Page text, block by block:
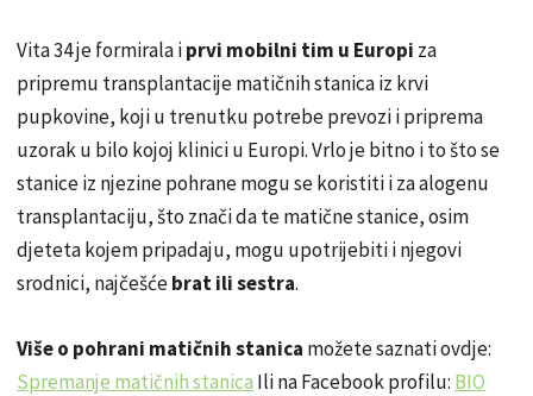
Vita 34 je formirala iprvi mobilni tim u Europi za
pripremu transplantacije matičnih stanica iz krvi
pupkovine, koji u trenutku potrebe prevozi i priprema
uzorak u bilo kojoj klinici u Europi. Vrlo je bitno i to što se
stanice iz njezine pohrane mogu se koristiti i za alogenu
transplantaciju, što znači da te matične stanice, osim
djeteta kojem pripadaju, mogu upotrijebiti i njegovi
srodnici, najčešćebrat ili sestra.
Više o pohrani matičnih stanica možete saznati ovdje:
Spremanje matičnih stanica Ili na Facebook profilu: BIO